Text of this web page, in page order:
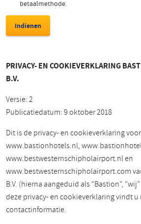
betaalmethode.
PRIVACY- EN COOKIEVERKLARING
B.V.
Versie: 2
Publicatiedatum: 9 oktober 2018
Dit is de privacy- en cookieverklaring
www.bastionhotels.nl,
www.bestwesternschipholairport.nl en
www.bestwesternschipholairport.com
B.V. (hierna aangeduid als “Bastion”,
deze privacy- en cookieverklaring vindt u
contactinformatie.